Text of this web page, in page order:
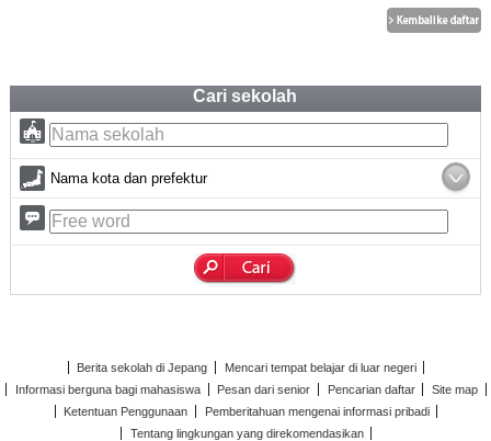
Cari sekolah
Nama kota dan prefektur
Berita sekolah di Jepang
Mencari tempat belajar di luar negeri
Informasi berguna bagi mahasiswa
Pesan dari senior Pencarian daftar
Site map
Ketentuan Penggunaan
Pemberitahuan mengenai informasi pribadi
Tentang lingkungan yang direkomendasikan